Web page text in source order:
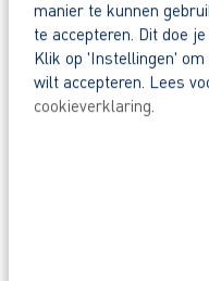
manier te kunnen
te accepteren. Dit doe
Klik op 'Instellingen'
wilt accepteren. Lees
cookieverklaring.
Waarom
Snel naar een
Beoordeeld
Deel deze